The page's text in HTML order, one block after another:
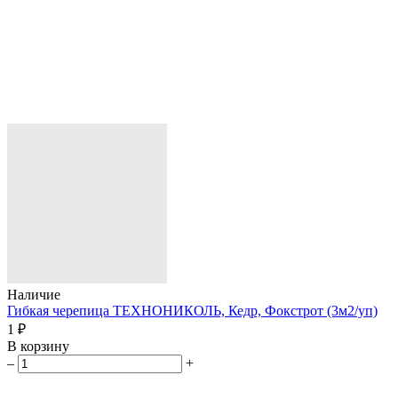
Наличие
Гибкая черепица ТЕХНОНИКОЛЬ, Кедр, Фокстрот (3м2/уп)
1 ₽
В корзину
–
+